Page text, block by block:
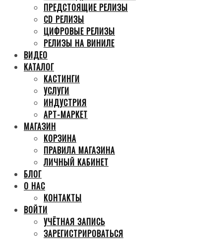
ПРЕДСТОЯЩИЕ РЕЛИЗЫ
CD РЕЛИЗЫ
ЦИФРОВЫЕ РЕЛИЗЫ
РЕЛИЗЫ НА ВИНИЛЕ
ВИДЕО
КАТАЛОГ
КАСТИНГИ
УСЛУГИ
ИНДУСТРИЯ
АРТ-МАРКЕТ
МАГАЗИН
КОРЗИНА
ПРАВИЛА МАГАЗИНА
ЛИЧНЫЙ КАБИНЕТ
БЛОГ
О НАС
КОНТАКТЫ
ВОЙТИ
УЧЁТНАЯ ЗАПИСЬ
ЗАРЕГИСТРИРОВАТЬСЯ